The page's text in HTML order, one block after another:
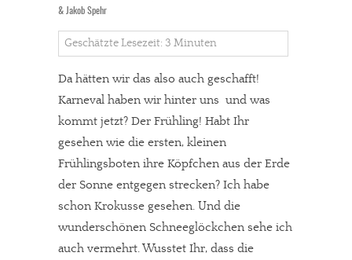
& Jakob Spehr
Geschätzte Lesezeit: 3 Minuten
Da hätten wir das also auch geschafft!
Karneval haben wir hinter uns  und was
kommt jetzt? Der Frühling! Habt Ihr
gesehen wie die ersten, kleinen
Frühlingsboten ihre Köpfchen aus der Erde
der Sonne entgegen strecken? Ich habe
schon Krokusse gesehen. Und die
wunderschönen Schneeglöckchen sehe ich
auch vermehrt. Wusstet Ihr, dass die